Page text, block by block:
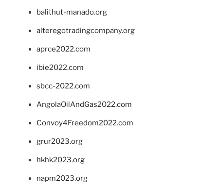
balithut-manado.org
alteregotradingcompany.org
aprce2022.com
ibie2022.com
sbcc-2022.com
AngolaOilAndGas2022.com
Convoy4Freedom2022.com
grur2023.org
hkhk2023.org
napm2023.org